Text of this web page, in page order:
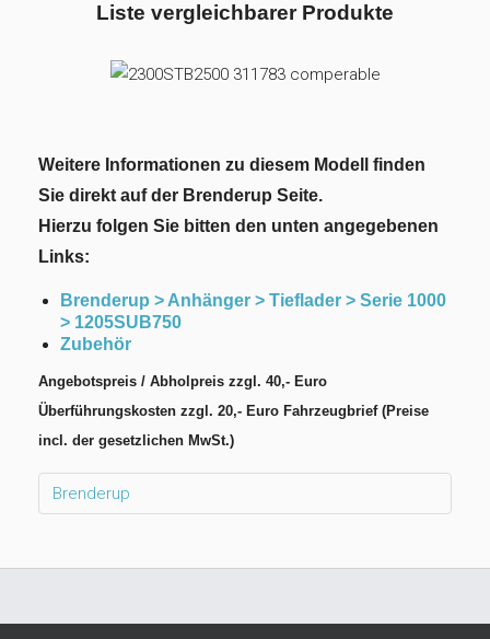
Liste vergleichbarer Produkte
Weitere Informationen zu diesem Modell finden
Sie direkt auf der Brenderup Seite.
Hierzu folgen Sie bitten den unten angegebenen
Links:
Brenderup > Anhänger > Tieflader > Serie 1000
> 1205SUB750
Zubehör
Angebotspreis / Abholpreis zzgl. 40,- Euro
Überführungskosten zzgl. 20,- Euro Fahrzeugbrief (Preise
incl. der gesetzlichen MwSt.)
Brenderup